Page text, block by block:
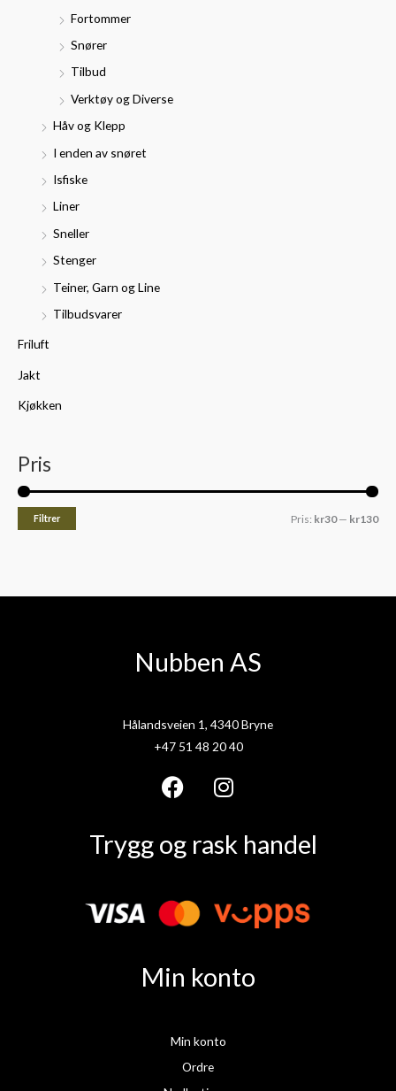
Fortommer
Snører
Tilbud
Verktøy og Diverse
Håv og Klepp
I enden av snøret
Isfiske
Liner
Sneller
Stenger
Teiner, Garn og Line
Tilbudsvarer
Friluft
Jakt
Kjøkken
Pris
Filtrer Pris: kr30— kr130
Nubben AS
Hålandsveien 1, 4340 Bryne
+47 51 48 20 40
F
c
b
o
I
s
g
m
Trygg og rask handel
Min konto
Min konto
Ordre